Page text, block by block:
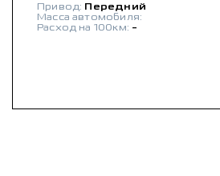
Привод: Передний
Масса автомобиля:
Расход на 100км: -